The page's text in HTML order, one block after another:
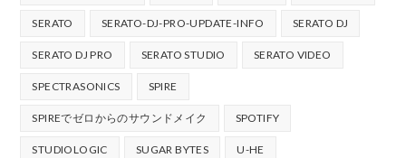
SERATO SERATO-DJ-PRO-UPDATE-INFO SERATO DJ
SERATO DJ PRO SERATO STUDIO SERATO VIDEO
SPECTRASONICS SPIRE
SPIREでゼロからのサウンドメイク SPOTIFY
STUDIOLOGIC SUGAR BYTES U-HE